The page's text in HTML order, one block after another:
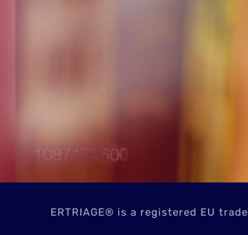
ERTRIAGE® is a registered EU